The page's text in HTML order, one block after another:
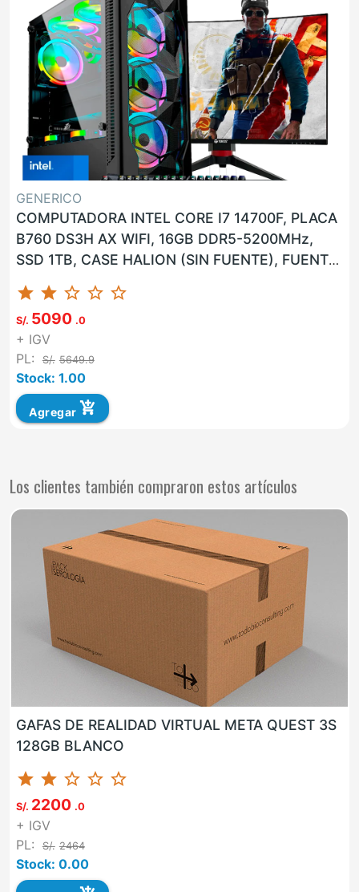
GENERICO
COMPUTADORA INTEL CORE I7 14700F, PLACA
B760 DS3H AX WIFI, 16GB DDR5-5200MHz,
SSD 1TB, CASE HALION (SIN FUENTE), FUENTE
600W 80PLUS BRONCE, GPU NVIDIA...
star star star_border star_border star_border
S/. 5090 .0
+ IGV
PL:
S/. 5649.9
Stock: 1.00
Agregar add_shopping_cart
Los clientes también compraron estos artículos
GAFAS DE REALIDAD VIRTUAL META QUEST 3S
128GB BLANCO
star star star_border star_border star_border
S/. 2200 .0
+ IGV
PL:
S/. 2464
Stock: 0.00